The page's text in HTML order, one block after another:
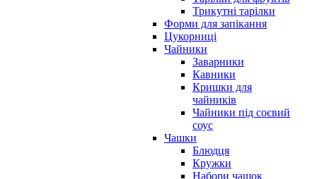
Трикутні тарілки
Форми для запікання
Цукорниці
Чайники
Заварники
Кавники
Кришки для
чайників
Чайники під соєвий
соус
Чашки
Блюдця
Кружки
Набори чашок